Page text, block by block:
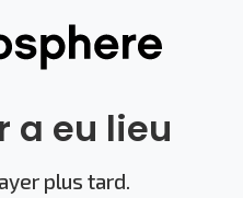
a eu lieu
plus tard.